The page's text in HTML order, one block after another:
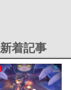
新着記事